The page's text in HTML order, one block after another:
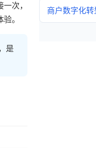
次，
。
是
商户数字化转